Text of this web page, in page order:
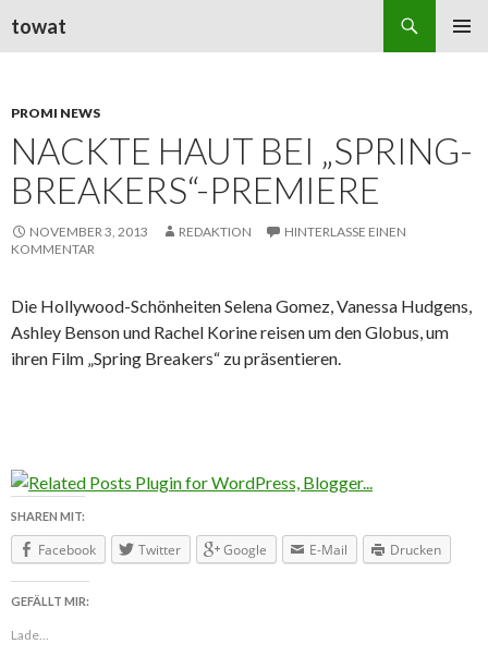
towat
PROMI NEWS
NACKTE HAUT BEI „SPRING-
BREAKERS“-PREMIERE
NOVEMBER 3, 2013 REDAKTION
HINTERLASSE EINEN
KOMMENTAR
Die Hollywood-Schönheiten Selena Gomez, Vanessa Hudgens,
Ashley Benson und Rachel Korine reisen um den Globus, um
ihren Film „Spring Breakers“ zu präsentieren.
SHAREN MIT:
Facebook Twitter Google E-Mail Drucken
GEFÄLLT MIR:
Lade...